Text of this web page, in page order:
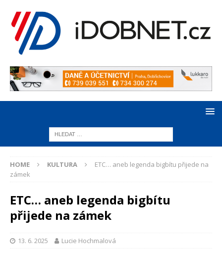
HOME KULTURA
ETC… aneb legenda bigbítu přijede na
zámek
ETC… aneb legenda bigbítu
přijede na zámek
13. 6. 2025 Lucie Hochmalová